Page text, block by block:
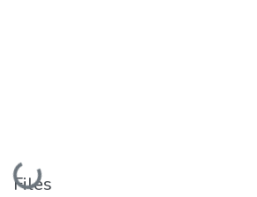
Loading...
Files